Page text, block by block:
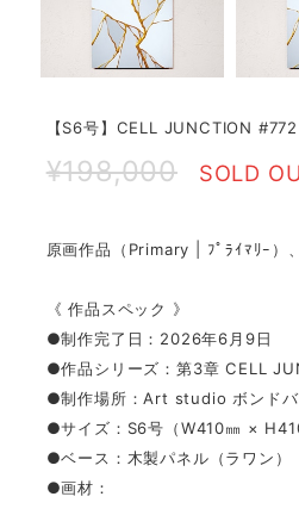
【S6号】CELL JUNCTION #772
¥198,000 SOLD
原画作品（Primary | ﾌﾟﾗｲﾏﾘｰ）
《 作品スペック 》
●制作完了日：2026年6月9日
●作品シリーズ：第3章 CELL
●制作場所：Art studio ボンドバ
●サイズ：S6号（W410㎜ ×
●ベース：木製パネル（ラワン）
●画材：